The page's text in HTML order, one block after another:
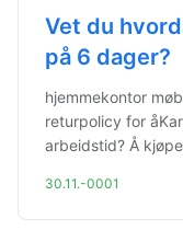
Vet du
på 6 dager?
hjemmekontor
returpolicy for
arbeidstid? Å
30.11.-0001